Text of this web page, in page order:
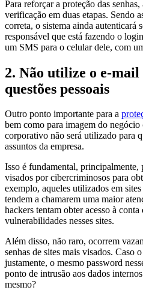
Para reforçar a proteção das
verificação em duas etapas. Sendo
correta, o sistema ainda autenticará
responsável que está fazendo o
um SMS para o celular dele, com
2. Não utilize o e-
questões pessoais
Outro ponto importante para a
bem como para imagem do
corporativo não será utilizado para
assuntos da empresa.
Isso é fundamental, principalmente,
visados por cibercriminosos para
exemplo, aqueles utilizados em
tendem a chamarem uma maior
hackers tentam obter acesso à
vulnerabilidades nesses sites.
Além disso, não raro, ocorrem
senhas de sites mais visados. Caso
justamente, o mesmo password
ponto de intrusão aos dados
mesmo?